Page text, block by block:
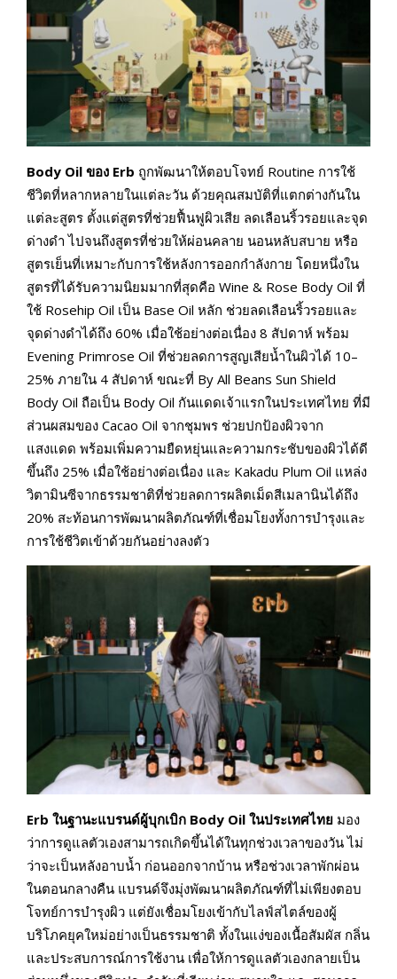
Body Oil ของ Erb ถูกพัฒนาให้ตอบโจทย์ Routine การใช้
ชีวิตที่หลากหลายในแต่ละวัน ด้วยคุณสมบัติที่แตกต่างกันใน
แต่ละสูตร ตั้งแต่สูตรที่ช่วยฟื้นฟูผิวเสีย ลดเลือนริ้วรอยและจุด
ด่างดำ ไปจนถึงสูตรที่ช่วยให้ผ่อนคลาย นอนหลับสบาย หรือ
สูตรเย็นที่เหมาะกับการใช้หลังการออกกำลังกาย โดยหนึ่งใน
สูตรที่ได้รับความนิยมมากที่สุดคือ Wine & Rose Body Oil ที่
ใช้ Rosehip Oil เป็น Base Oil หลัก ช่วยลดเลือนริ้วรอยและ
จุดด่างดำได้ถึง 60% เมื่อใช้อย่างต่อเนื่อง 8 สัปดาห์ พร้อม
Evening Primrose Oil ที่ช่วยลดการสูญเสียน้ำในผิวได้ 10–
25% ภายใน 4 สัปดาห์ ขณะที่ By All Beans Sun Shield
Body Oil ถือเป็น Body Oil กันแดดเจ้าแรกในประเทศไทย ที่มี
ส่วนผสมของ Cacao Oil จากชุมพร ช่วยปกป้องผิวจาก
แสงแดด พร้อมเพิ่มความยืดหยุ่นและความกระชับของผิวได้ดี
ขึ้นถึง 25% เมื่อใช้อย่างต่อเนื่อง และ Kakadu Plum Oil แหล่ง
วิตามินซีจากธรรมชาติที่ช่วยลดการผลิตเม็ดสีเมลานินได้ถึง
20% สะท้อนการพัฒนาผลิตภัณฑ์ที่เชื่อมโยงทั้งการบำรุงและ
การใช้ชีวิตเข้าด้วยกันอย่างลงตัว
Erb ในฐานะแบรนด์ผู้บุกเบิก Body Oil ในประเทศไทย มอง
ว่าการดูแลตัวเองสามารถเกิดขึ้นได้ในทุกช่วงเวลาของวัน ไม่
ว่าจะเป็นหลังอาบน้ำ ก่อนออกจากบ้าน หรือช่วงเวลาพักผ่อน
ในตอนกลางคืน แบรนด์จึงมุ่งพัฒนาผลิตภัณฑ์ที่ไม่เพียงตอบ
โจทย์การบำรุงผิว แต่ยังเชื่อมโยงเข้ากับไลฟ์สไตล์ของผู้
บริโภคยุคใหม่อย่างเป็นธรรมชาติ ทั้งในแง่ของเนื้อสัมผัส กลิ่น
และประสบการณ์การใช้งาน เพื่อให้การดูแลตัวเองกลายเป็น